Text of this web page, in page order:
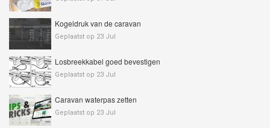
Kogeldruk van de caravan
Geplaatst op 23 Jul
Losbreekkabel goed bevestigen
Geplaatst op 23 Jul
Caravan waterpas zetten
Geplaatst op 23 Jul